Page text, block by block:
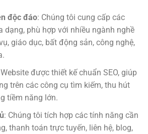
độc đáo: Chúng tôi cung cấp các
dạng, phù hợp với nhiều ngành nghề
giáo dục, bất động sản, công nghệ,
được thiết kế chuẩn SEO, giúp
trên các công cụ tìm kiếm, thu hút
tiềm năng lớn.
: Chúng tôi tích hợp các tính năng cần
thanh toán trực tuyến, liên hệ, blog,